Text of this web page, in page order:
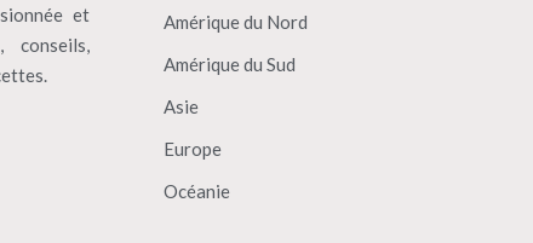
et
conseils,
Amérique du Nord
Amérique du Sud
Asie
Europe
Océanie